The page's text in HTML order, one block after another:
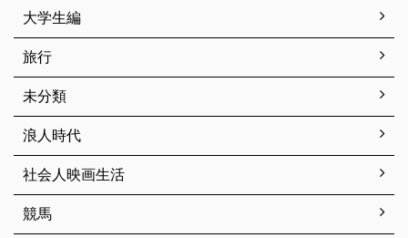
大学生編
旅行
未分類
浪人時代
社会人映画生活
競馬